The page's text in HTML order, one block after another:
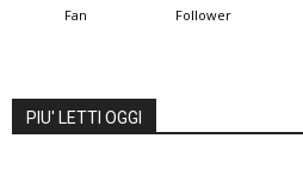
Fan Follower
PIU' LETTI OGGI